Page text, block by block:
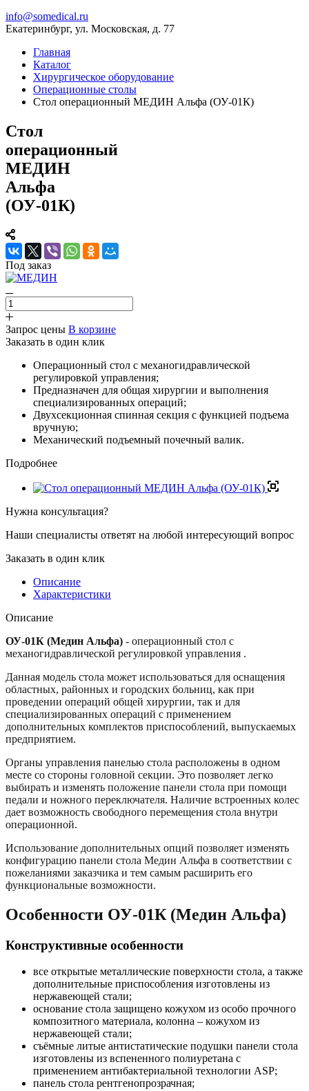
info@somedical.ru
Екатеринбург, ул. Московская, д. 77
Главная
Каталог
Хирургическое оборудование
Операционные столы
Стол операционный МЕДИН Альфа (ОУ-01К)
Стол
операционный
МЕДИН
Альфа
(ОУ-01К)
Под заказ
Запрос цены В корзине
Заказать в один клик
Операционный стол с механогидравлической
регулировкой управления;
Предназначен для общая хирургии и выполнения
специализированных операций;
Двухсекционная спинная секция с функцией подъема
вручную;
Механический подъемный почечный валик.
Подробнее
Нужна консультация?
Наши специалисты ответят на любой интересующий вопрос
Заказать в один клик
Описание
Характеристики
Описание
ОУ-01К (Медин Альфа) - операционный стол с
механогидравлической регулировкой управления .
Данная модель стола может использоваться для оснащения
областных, районных и городских больниц, как при
проведении операций общей хирургии, так и для
специализированных операций с применением
дополнительных комплектов приспособлений, выпускаемых
предприятием.
Органы управления панелью стола расположены в одном
месте со стороны головной секции. Это позволяет легко
выбирать и изменять положение панели стола при помощи
педали и ножного переключателя. Наличие встроенных колес
дает возможность свободного перемещения стола внутри
операционной.
Использование дополнительных опций позволяет изменять
конфигурацию панели стола Медин Альфа в соответствии с
пожеланиями заказчика и тем самым расширить его
функциональные возможности.
Особенности ОУ-01К (Медин Альфа)
Конструктивные особенности
все открытые металлические поверхности стола, а также
дополнительные приспособления изготовлены из
нержавеющей стали;
основание стола защищено кожухом из особо прочного
композитного материала, колонна – кожухом из
нержавеющей стали;
съёмные литые антистатические подушки панели стола
изготовлены из вспененного полиуретана с
применением антибактериальной технологии ASP;
панель стола рентгенопрозрачная;